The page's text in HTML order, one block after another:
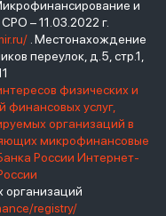
и
– 11.03.2022 г.
. Местонахождение
переулок, д.5, стр.1,
физических и
финансовых услуг,
организаций в
микрофинансовые
России Интернет-
организаций
registry/